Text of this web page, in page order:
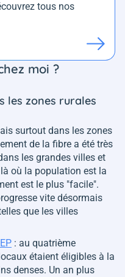
tous nos
moi ?
les zones rurales
surtout dans les zones
de la fibre a été très
les grandes villes et
où la population est la
est le plus "facile".
vite désormais
que les villes
: au quatrième
étaient éligibles à la
denses. Un an plus